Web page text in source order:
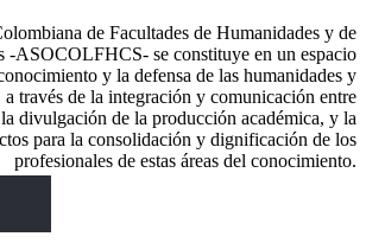
de Facultades de Humanidades y de
-ASOCOLFHCS- se constituye en un espacio
y la defensa de las humanidades y
a través de la integración y comunicación entre
divulgación de la producción académica, y la
para la consolidación y dignificación de los
profesionales de estas áreas del conocimiento.